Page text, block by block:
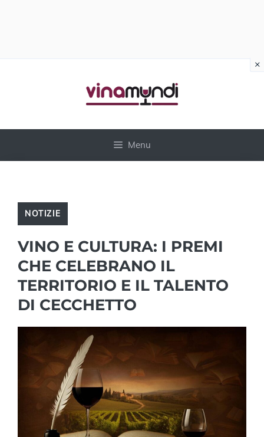
Menu
NOTIZIE
VINO E CULTURA: I PREMI
CHE CELEBRANO IL
TERRITORIO E IL TALENTO
DI CECCHETTO
×